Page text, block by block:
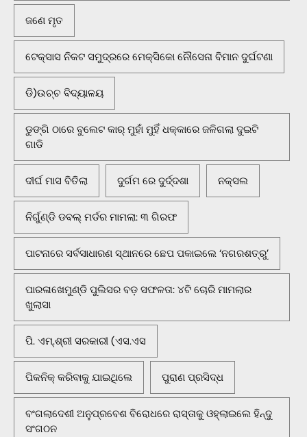
ଜଣେ ମୃତ
ଟେକ୍ସାସ ନିକଟ ସମୁଦ୍ରରେ ମେକ୍ସିକୋ ନୌସେନା ବିମାନ ଦୁର୍ଘଟଣା
ଡି)ଉଚ୍ଚ ବିଦ୍ୟାଳୟ
ଡୁଙ୍ଗି ଠାରେ ବୁଲେଟ କାର୍ ମୁହାଁ ମୁହିଁ ଧକ୍କାରେ ଜଳିଗଲା ଦୁଇଟି
ଗାଡି
ଦୀର୍ଘ ମାସ ବିତିଲା ଦୁର୍ଗମ ରେ ଦୁର୍ଦ୍ଦଶା ନକ୍ସଲ
ନିର୍ଗୁଣ୍ଡି ଡବଲ୍ ମର୍ଡର ମାମଲା: ୩ ଗିରଫ
ପାଟନାରେ ସର୍ବସାଧାରଣ ସ୍ଥାନରେ ଛେପ ପକାଇଲେ ‘ନଗରଶତ୍ରୁ’
ପାରଳାଖେମୁଣ୍ଡି ପୁଲିସର ବଡ଼ ସଫଳତା: ୪ଟି ଚୋରି ମାମଲାର
ଖୁଲାସା
ପି. ଏମ୍.ଶ୍ରୀ ସରକାରୀ (ଏସ.ଏସ
ପିକନିକ୍‌ କରିବାକୁ ଯାଇଥିଲେ ପୁରାଣ ପ୍ରସିଦ୍ଧ
ବଂଗଲାଦେଶୀ ଅନୁପ୍ରବେଶ ବିରୋଧରେ ରାସ୍ତାକୁ ଓହ୍ଲାଇଲେ ହିନ୍ଦୁ
ସଂଗଠନ